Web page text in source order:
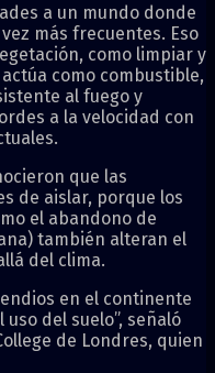
a un mundo donde
más frecuentes. Eso
como limpiar y
como combustible,
al fuego y
a la velocidad con
que las
de aislar, porque los
el abandono de
también alteran el
del clima.
en el continente
del suelo”, señaló
de Londres, quien